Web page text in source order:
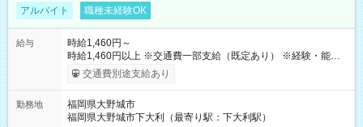
アルバイト 職種未経験OK
給与
時給1,460円～
時給1,460円以上 ※交通費一部支給（既定あり） ※経験・能力を
考慮して決定します 【収入例】 週1回勤務の場合：1,460円×8時
間×4回=4万6,720円 週3回勤務の場合：1,460円×8時間×12回
3,600円 【試用期間】試用期間あり 試用期間の長さ：2ヶ月
※ 雇用形態と給与に、本採用時と異なる部分があります。 雇用
交通費別途支給あり
勤務地
福岡県大野城市
福岡県大野城市下大利（最寄り駅：下大利駅）